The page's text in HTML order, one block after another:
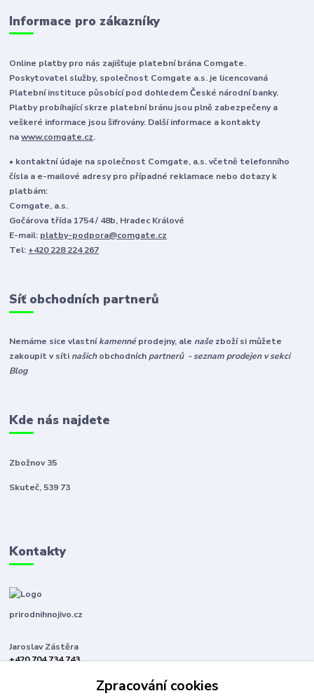
Informace pro zákazníky
Online platby pro nás zajišťuje platební brána Comgate.
Poskytovatel služby, společnost Comgate a.s. je licencovaná
Platební instituce působící pod dohledem České národní banky.
Platby probíhající skrze platební bránu jsou plně zabezpečeny a
veškeré informace jsou šifrovány. Další informace a kontakty
nawww.comgate.cz.
• kontaktní údaje na společnost Comgate, a.s. včetně telefonního
čísla a e-mailové adresy pro případné reklamace nebo dotazy k
platbám:
Comgate, a.s.
Gočárova třída 1754 / 48b, Hradec Králové
E-mail: platby-podpora@comgate.cz
Tel: +420 228 224 267
Síť obchodních partnerů
Nemáme sice vlastníkamennéprodejny, ale naše zboží si můžete
zakoupit v síti našichobchodníchpartnerů - seznam prodejen v sekci
Blog
Kde nás najdete
Zbožnov 35
Skuteč, 539 73
Kontakty
prirodnihnojivo.cz
Jaroslav Zástěra
+420 704 734 743
Zpracování cookies